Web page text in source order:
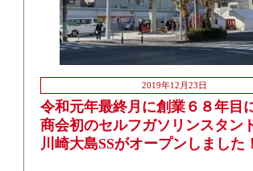
2019年12月23日
令和元年最終月に創業６８年目
商会初のセルフガソリンスタン
川崎大島SSがオープンしました！